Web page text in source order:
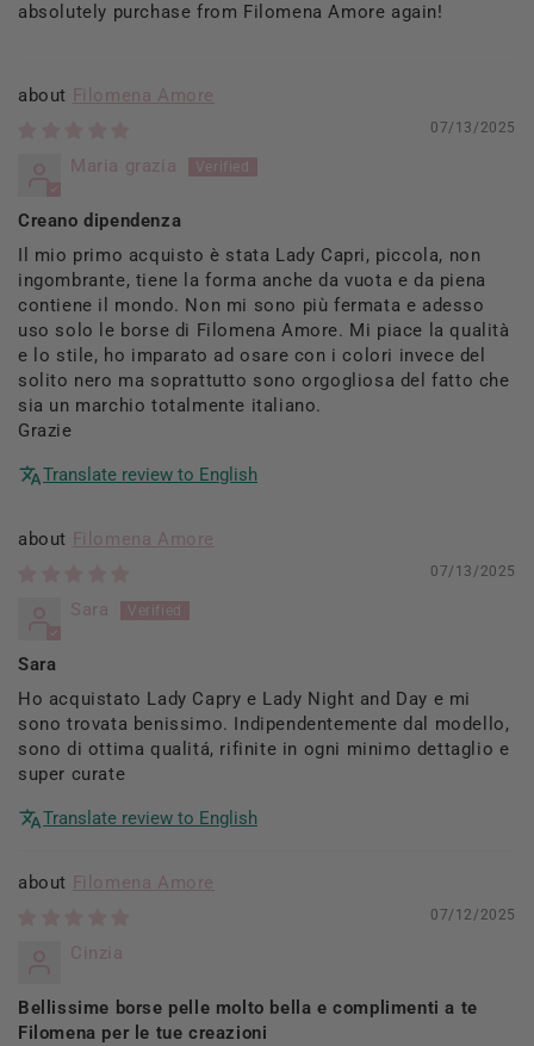
absolutely purchase from Filomena Amore again!
Filomena Amore
07/13/2025
Maria grazia
Creano dipendenza
Il mio primo acquisto è stata Lady Capri, piccola, non
ingombrante, tiene la forma anche da vuota e da piena
contiene il mondo. Non mi sono più fermata e adesso
uso solo le borse di Filomena Amore. Mi piace la qualità
e lo stile, ho imparato ad osare con i colori invece del
solito nero ma soprattutto sono orgogliosa del fatto che
sia un marchio totalmente italiano.
Grazie
Translate review to English
Filomena Amore
07/13/2025
Sara
Sara
Ho acquistato Lady Capry e Lady Night and Day e mi
sono trovata benissimo. Indipendentemente dal modello,
sono di ottima qualitá, rifinite in ogni minimo dettaglio e
super curate
Translate review to English
Filomena Amore
07/12/2025
Cinzia
Bellissime borse pelle molto bella e complimenti a te
Filomena per le tue creazioni